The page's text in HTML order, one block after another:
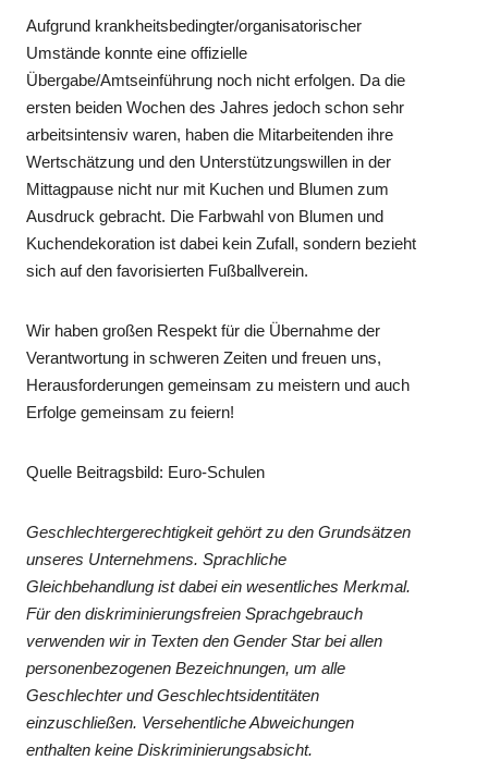
Aufgrund krankheitsbedingter/organisatorischer
Umstände konnte eine offizielle
Übergabe/Amtseinführung noch nicht erfolgen. Da die
ersten beiden Wochen des Jahres jedoch schon sehr
arbeitsintensiv waren, haben die Mitarbeitenden ihre
Wertschätzung und den Unterstützungswillen in der
Mittagpause nicht nur mit Kuchen und Blumen zum
Ausdruck gebracht. Die Farbwahl von Blumen und
Kuchendekoration ist dabei kein Zufall, sondern bezieht
sich auf den favorisierten Fußballverein.
Wir haben großen Respekt für die Übernahme der
Verantwortung in schweren Zeiten und freuen uns,
Herausforderungen gemeinsam zu meistern und auch
Erfolge gemeinsam zu feiern!
Quelle Beitragsbild: Euro-Schulen
Geschlechtergerechtigkeit gehört zu den Grundsätzen
unseres Unternehmens. Sprachliche
Gleichbehandlung ist dabei ein wesentliches Merkmal.
Für den diskriminierungsfreien Sprachgebrauch
verwenden wir in Texten den Gender Star bei allen
personenbezogenen Bezeichnungen, um alle
Geschlechter und Geschlechtsidentitäten
einzuschließen. Versehentliche Abweichungen
enthalten keine Diskriminierungsabsicht.